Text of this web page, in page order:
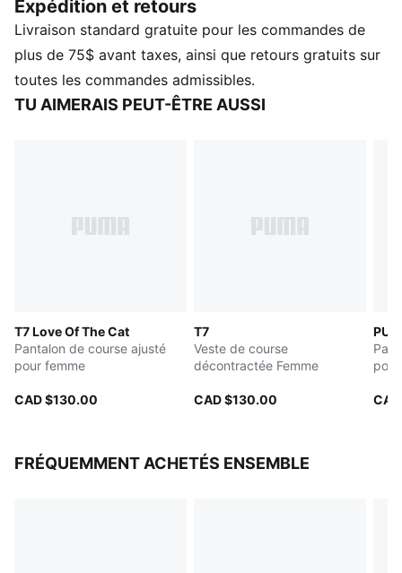
avant-gardiste. À porter avec tout, des hauts courts
aux superpositions ample.
CARACTÉRISTIQUES ET AVANTAGES
Fabriqué avec au moins 50 % de matériaux recyclés
DÉTAILS
Expédition et retours
Livraison standard gratuite pour les commandes de
plus de 75$ avant taxes, ainsi que retours gratuits sur
toutes les commandes admissibles.
TU AIMERAIS PEUT-ÊTRE AUSSI
T7 Love Of The Cat
Pantalon de course ajusté
pour femme
CAD $130.00
T7
Veste de course
décontractée Femme
CAD $130.00
FRÉQUEMMENT ACHETÉS ENSEMBLE